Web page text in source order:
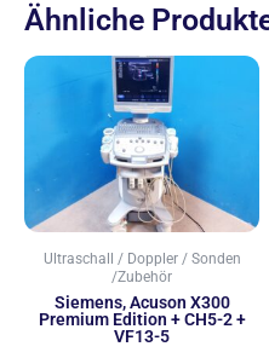
Ähnliche
Ultraschall / Doppler / Sonden
/Zubehör
Siemens, Acuson X300
Premium Edition + CH5-2 +
VF13-5